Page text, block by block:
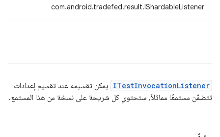
com.android.tradefed.result.IShardableListener
ITestInvocationListener يمكن تقسيمه عند تقسيم إعدادات
تتضمّن مستمعًا مماثلاً، ستحتوي كل شريحة على نسخة من هذا المستمع.